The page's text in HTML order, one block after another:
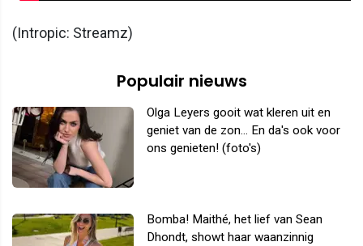
(Intropic: Streamz)
Populair nieuws
Olga Leyers gooit wat kleren uit en
geniet van de zon... En da's ook voor
ons genieten! (foto's)
Bomba! Maithé, het lief van Sean
Dhondt, showt haar waanzinnig